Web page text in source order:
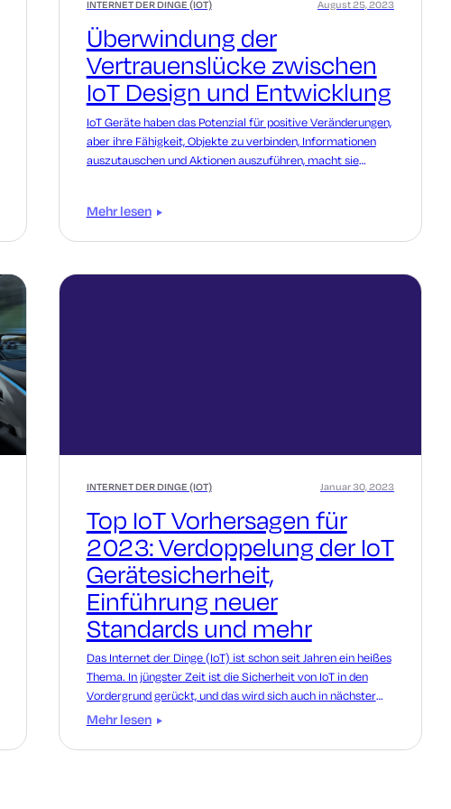
INTERNET DER DINGE (IOT)
Überwindung der
Vertrauenslücke zwischen
IoT Design und Entwicklung
August 25, 2023
IoT Geräte haben das Potenzial für positive Veränderungen,
aber ihre Fähigkeit, Objekte zu verbinden, Informationen
auszutauschen und Aktionen auszuführen, macht sie
Mehr lesen
INTERNET DER DINGE (IOT)
Top IoT Vorhersagen für
2023: Verdoppelung der IoT
Gerätesicherheit,
Einführung neuer
Standards und mehr
Januar 30, 2023
Das Internet der Dinge (IoT) ist schon seit Jahren ein heißes
Thema. In jüngster Zeit ist die Sicherheit von IoT in den
Vordergrund gerückt, und das wird sich auch in nächster
Zeit nicht ändern.
Mehr lesen